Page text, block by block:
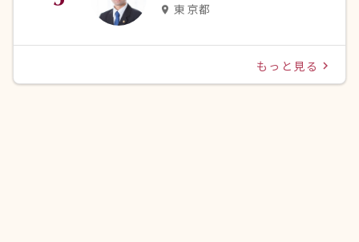
place 東京都
もっと見る navigate_next